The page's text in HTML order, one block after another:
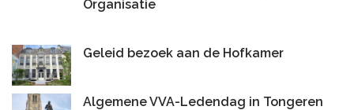
Organisatie
Geleid bezoek aan de Hofkamer
Algemene VVA-Ledendag in Tongeren